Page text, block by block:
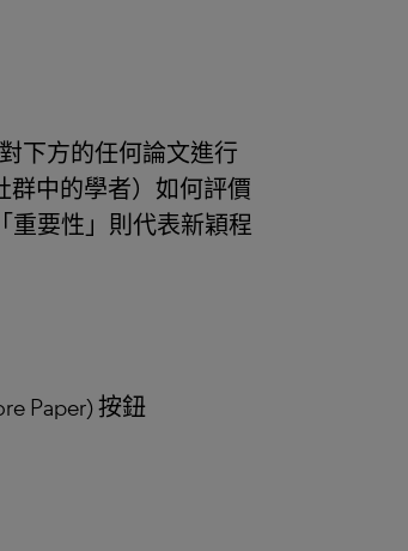
下方的任何論文進行
群中的學者）如何評價
重要性」則代表新穎程
Paper) 按鈕